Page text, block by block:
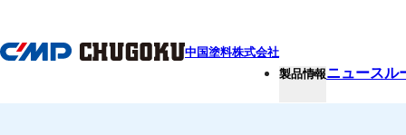
中国塗料株式会社
製品情報ニュースル